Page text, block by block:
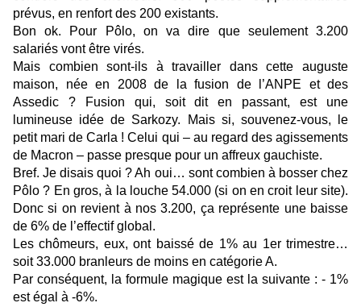
prévus, en renfort des 200 existants.
Bon ok. Pour Pôlo, on va dire que seulement 3.200
salariés vont être virés.
Mais combien sont-ils à travailler dans cette auguste
maison, née en 2008 de la fusion de l’ANPE et des
Assedic ? Fusion qui, soit dit en passant, est une
lumineuse idée de Sarkozy. Mais si, souvenez-vous, le
petit mari de Carla ! Celui qui – au regard des agissements
de Macron – passe presque pour un affreux gauchiste.
Bref. Je disais quoi ? Ah oui… sont combien à bosser chez
Pôlo ? En gros, à la louche 54.000 (si on en croit leur site).
Donc si on revient à nos 3.200, ça représente une baisse
de 6% de l’effectif global.
Les chômeurs, eux, ont baissé de 1% au 1er trimestre…
soit 33.000 branleurs de moins en catégorie A.
Par conséquent, la formule magique est la suivante : - 1%
est égal à -6%.